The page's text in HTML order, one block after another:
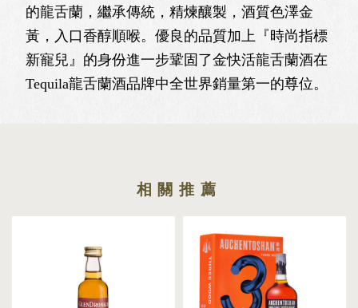
的龍舌蘭，繼承傳統，精煉釀製，酒質色澤金
黃，入口香醇順喉。優良的品質加上『時尚指標
新寵兒』的身份進一步鞏固了金快活龍舌蘭酒在
Tequila龍舌蘭酒品牌中全世界銷量第一的尊位。